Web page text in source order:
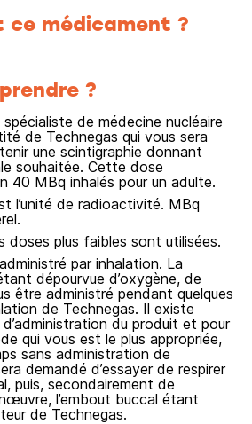
ce médicament ?
?
de médecine nucléaire
de Technegas qui vous sera
une scintigraphie donnant
souhaitée. Cette dose
40 MBq inhalés pour un adulte.
l’unité de radioactivité. MBq
doses plus faibles sont utilisées.
par inhalation. La
dépourvue d’oxygène, de
être administré pendant quelques
de Technegas. Il existe
du produit et pour
qui vous est le plus appropriée,
sans administration de
demandé d’essayer de respirer
puis, secondairement de
l’embout buccal étant
de Technegas.